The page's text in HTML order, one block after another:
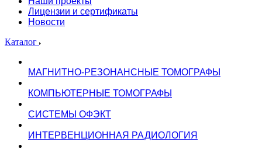
Лицензии и сертификаты
Новости
Каталог
МАГНИТНО-РЕЗОНАНСНЫЕ ТОМОГРАФЫ
КОМПЬЮТЕРНЫЕ ТОМОГРАФЫ
СИСТЕМЫ ОФЭКТ
ИНТЕРВЕНЦИОННАЯ РАДИОЛОГИЯ